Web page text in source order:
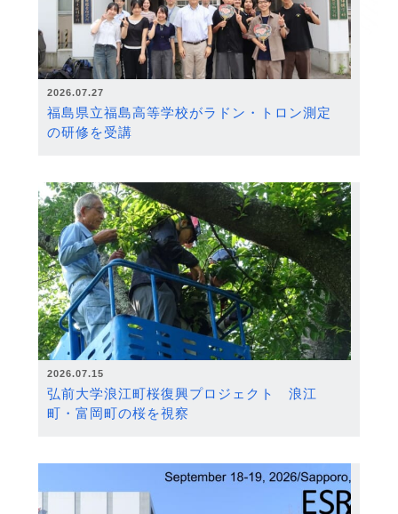
2026.07.27
福島県立福島高等学校がラドン・トロン測定
の研修を受講
2026.07.15
弘前大学浪江町桜復興プロジェクト 浪江
町・富岡町の桜を視察